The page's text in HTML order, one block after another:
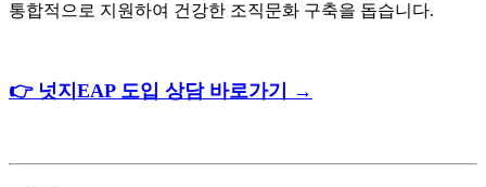
통합적으로 지원하여 건강한 조직문화 구축을 돕습니다.
👉 넛지EAP 도입 상담 바로가기 →